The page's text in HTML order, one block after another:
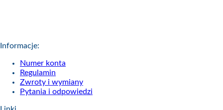
Informacje:
Numer konta
Regulamin
Zwroty i wymiany
Pytania i odpowiedzi